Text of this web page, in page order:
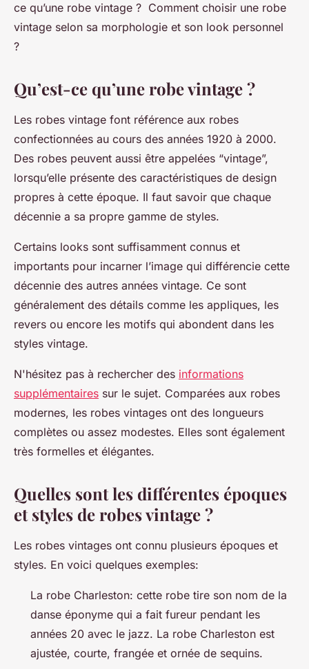
ce qu’une robe vintage ? Comment choisir une robe
vintage selon sa morphologie et son look personnel
?
Qu’est-ce qu’une robe vintage ?
Les robes vintage font référence aux robes
confectionnées au cours des années 1920 à 2000.
Des robes peuvent aussi être appelées “vintage”,
lorsqu’elle présente des caractéristiques de design
propres à cette époque. Il faut savoir que chaque
décennie a sa propre gamme de styles.
Certains looks sont suffisamment connus et
importants pour incarner l’image qui différencie cette
décennie des autres années vintage. Ce sont
généralement des détails comme les appliques, les
revers ou encore les motifs qui abondent dans les
styles vintage.
N'hésitez pas à rechercher des informations
supplémentaires sur le sujet. Comparées aux robes
modernes, les robes vintages ont des longueurs
complètes ou assez modestes. Elles sont également
très formelles et élégantes.
Quelles sont les différentes époques
et styles de robes vintage ?
Les robes vintages ont connu plusieurs époques et
styles. En voici quelques exemples:
La robe Charleston: cette robe tire son nom de la
danse éponyme qui a fait fureur pendant les
années 20 avec le jazz. La robe Charleston est
ajustée, courte, frangée et ornée de sequins.